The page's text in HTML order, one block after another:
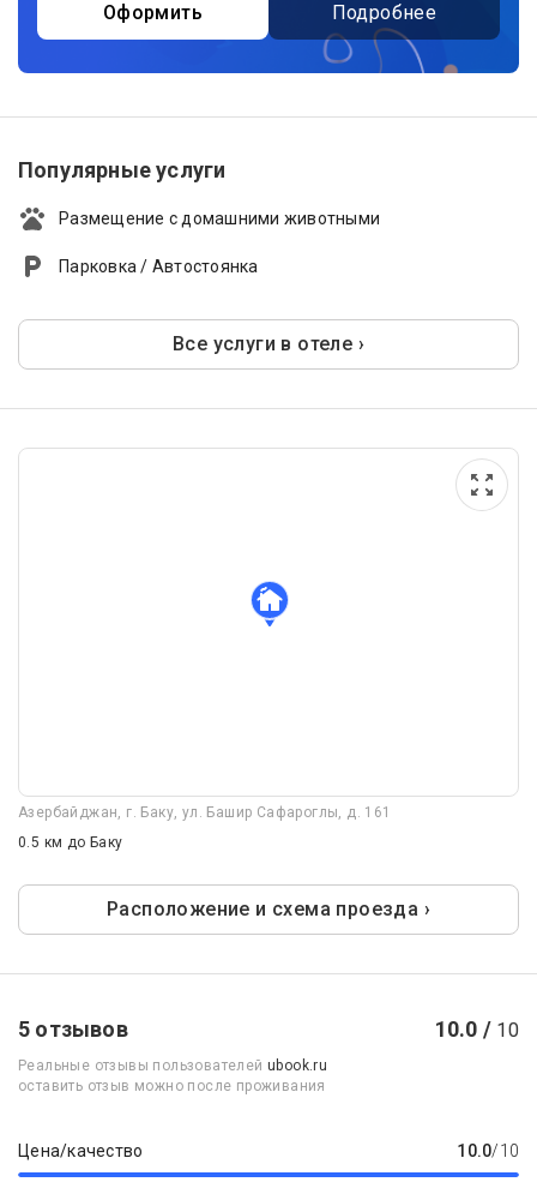
Оформить Подробнее
Популярные услуги
Размещение с домашними животными
Парковка / Автостоянка
Все услуги в отеле ›
Азербайджан, г. Баку, ул. Башир Сафароглы, д. 161
0.5 км до Баку
Расположение и схема проезда ›
5 отзывов 10.0 / 10
Реальные отзывы пользователейubook.ru
оставить отзыв можно после проживания
Цена/качество 10.0/10